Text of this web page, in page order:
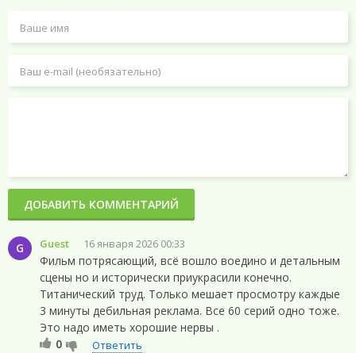
G Guest 16 января 2026 00:33
Фильм потрясающий, всё вошло воедино и детальным
сцены но и исторически приукрасили конечно.
Титанический труд. Только мешает просмотру каждые
3 минуты дебильная реклама. Все 60 серий одно тоже.
Это надо иметь хорошие нервы .
0
Ответить
ДОБАВИТЬ КОММЕНТАРИЙ